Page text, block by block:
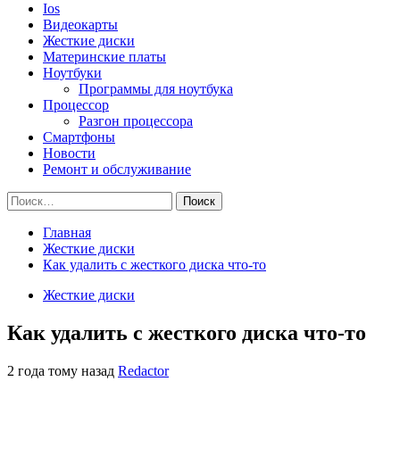
Ios
Видеокарты
Жесткие диски
Материнские платы
Ноутбуки
Программы для ноутбука
Процессор
Разгон процессора
Смартфоны
Новости
Ремонт и обслуживание
Найти:
Главная
Жесткие диски
Как удалить с жесткого диска что-то
Жесткие диски
Как удалить с жесткого диска что-то
2 года тому назад Redactor